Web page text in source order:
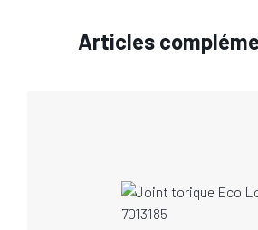
Articles